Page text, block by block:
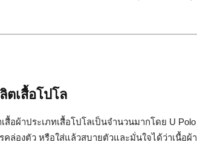
ตเสื้อโปโล
อผ้าประเภทเสื้อโปโลเป็นจำนวนมากโดย U Polo
ล่องตัว หรือใส่แล้วสบายตัวและมั่นใจได้ว่าเนื้อผ้า